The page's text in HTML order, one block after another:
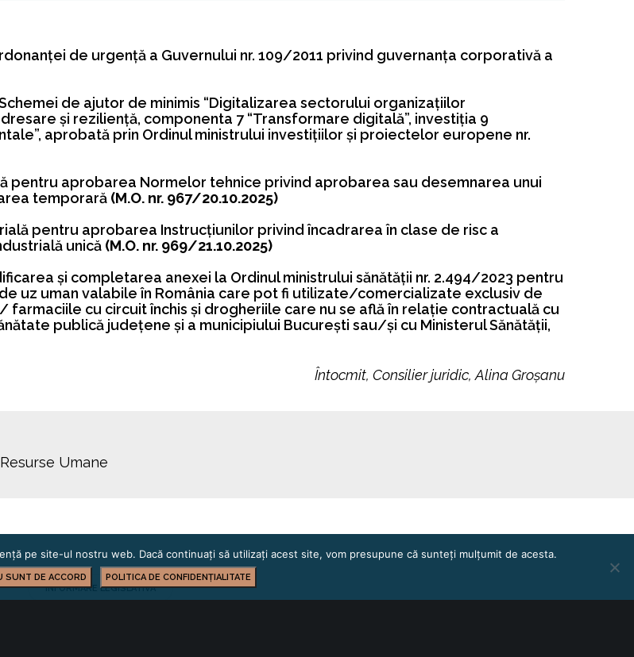
de urgenţă a Guvernului nr. 109/2011 privind guvernanţa corporativă a
de ajutor de minimis “Digitalizarea sectorului organizaţiilor
şi rezilienţă, componenta 7 “Transformare digitală”, investiţia 9
aprobată prin Ordinul ministrului investiţiilor şi proiectelor europene nr.
pentru aprobarea Normelor tehnice privind aprobarea sau desemnarea unui
temporară (M.O. nr. 967/20.10.2025)
pentru aprobarea Instrucţiunilor privind încadrarea în clase de risc a
unică (M.O. nr. 969/21.10.2025)
și completarea anexei la Ordinul ministrului sănătății nr. 2.494/2023 pentru
uz uman valabile în România care pot fi utilizate/comercializate exclusiv de
cu circuit închis și drogheriile care nu se află în relație contractuală cu
publică județene și a municipiului București sau/și cu Ministerul Sănătății,
Întocmit, Consilier juridic, Alina Groșanu
Umane
INFORMARE LEGISLATIVĂ
pe site-ul nostru web. Dacă continuați să utilizați acest site, vom presupune că sunteți mulțumit de acesta.
SUNT DE ACCORD POLITICA DE CONFIDENȚIALITATE